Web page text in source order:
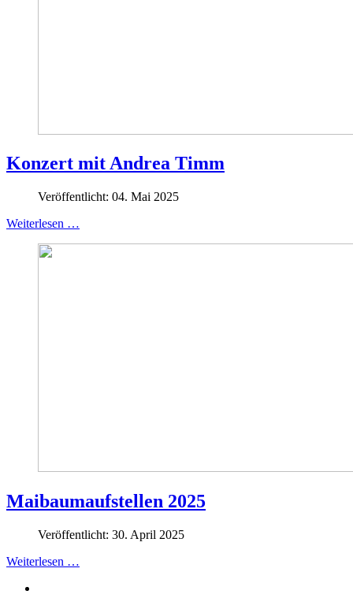
Konzert mit Andrea Timm
Veröffentlicht: 04. Mai 2025
Weiterlesen …
Maibaumaufstellen 2025
Veröffentlicht: 30. April 2025
Weiterlesen …